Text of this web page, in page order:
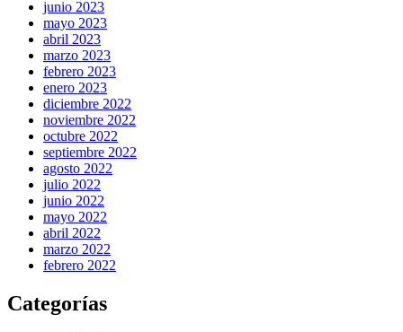
junio 2023
mayo 2023
abril 2023
marzo 2023
febrero 2023
enero 2023
diciembre 2022
noviembre 2022
octubre 2022
septiembre 2022
agosto 2022
julio 2022
junio 2022
mayo 2022
abril 2022
marzo 2022
febrero 2022
Categorías